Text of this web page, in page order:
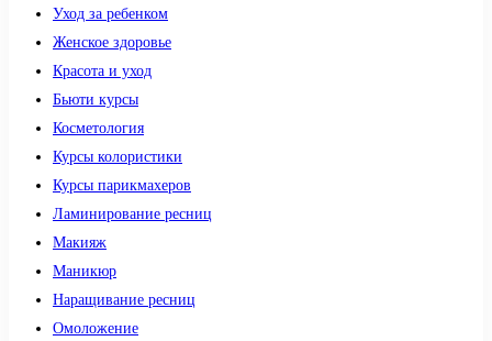
Уход за ребенком
Женское здоровье
Красота и уход
Бьюти курсы
Косметология
Курсы колористики
Курсы парикмахеров
Ламинирование ресниц
Макияж
Маникюр
Наращивание ресниц
Омоложение